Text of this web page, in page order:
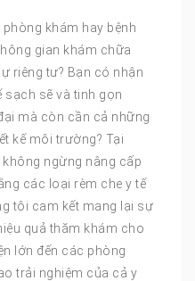
khám hay bệnh
gian khám chữa
riêng tư? Bạn có nhận
sạch sẽ và tinh gọn
mà còn cần cả những
kế môi trường? Tại
không ngừng nâng cấp
các loại rèm che y tế
tôi cam kết mang lại sự
quả thăm khám cho
lớn đến các phòng
trải nghiệm của cả y